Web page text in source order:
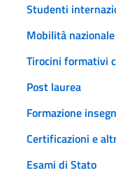
Studenti
Mobilità
Tirocini formativi
Post laurea
Formazione
Certificazioni e
Esami di Stato